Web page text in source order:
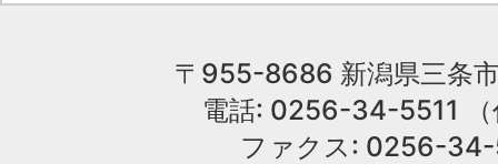
〒955-8686 新潟県三条
電話: 0256-34-5511
ファクス: 0256-